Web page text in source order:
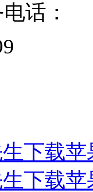
：
下载
下载